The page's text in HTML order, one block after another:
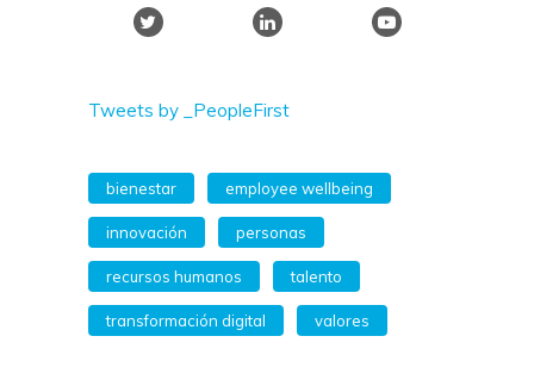
Tweets by _PeopleFirst
bienestar employee wellbeing
innovación personas
recursos humanos talento
transformación digital valores